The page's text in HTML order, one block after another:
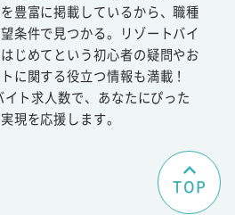
豊富に掲載しているから、職種
条件で見つかる。リゾートバイ
じめてという初心者の疑問やお
に関する役立つ情報も満載！
ト求人数で、あなたにぴった
現を応援します。
TOP